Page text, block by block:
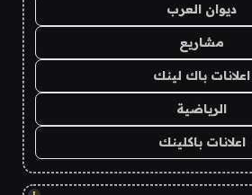
ديوان العرب
مشاريع
اعلانات باك لينك
الرياضية
اعلانات باكلينك